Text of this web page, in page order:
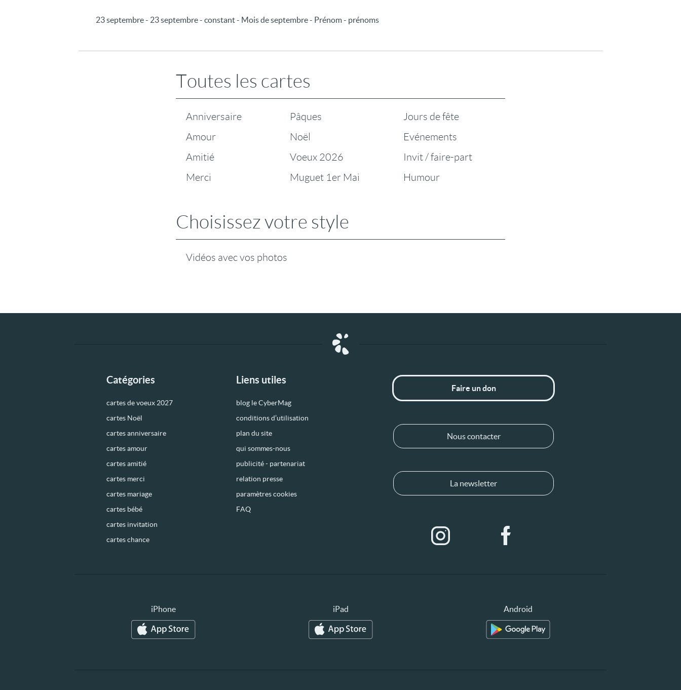
23 septembre - 23 septembre - constant - Mois de septembre - Prénom - prénoms
Toutes les cartes
Anniversaire
Amour
Amitié
Merci
Pâques
Noël
Voeux 2026
Muguet 1er Mai
Jours de fête
Evénements
Invit / faire-part
Humour
Choisissez votre style
Vidéos avec vos photos
Catégories
cartes de voeux 2027
cartes Noël
cartes anniversaire
cartes amour
cartes amitié
cartes merci
cartes mariage
cartes bébé
cartes invitation
cartes chance
Liens utiles
blog le CyberMag
conditions d’utilisation
plan du site
qui sommes-nous
publicité - partenariat
relation presse
paramètres cookies
FAQ
Faire un don
Nous contacter
La newsletter
iPhone iPad Android